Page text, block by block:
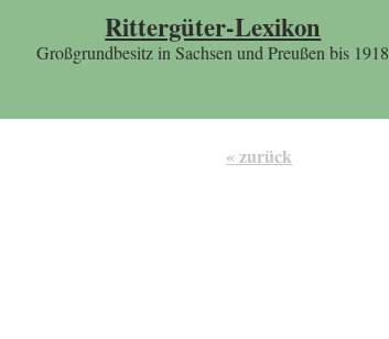
Rittergüter-Lexikon
Großgrundbesitz in Sachsen und Preußen bis 1918
« zurück